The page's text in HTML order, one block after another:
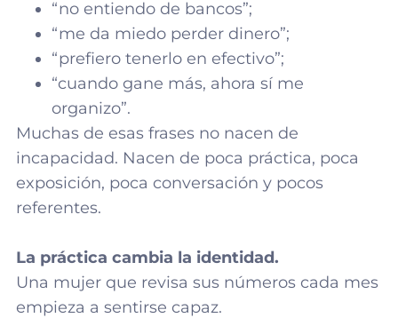
“no entiendo de bancos”;
“me da miedo perder dinero”;
“prefiero tenerlo en efectivo”;
“cuando gane más, ahora sí me
organizo”.
Muchas de esas frases no nacen de
incapacidad. Nacen de poca práctica, poca
exposición, poca conversación y pocos
referentes.
La práctica cambia la identidad.
Una mujer que revisa sus números cada mes
empieza a sentirse capaz.